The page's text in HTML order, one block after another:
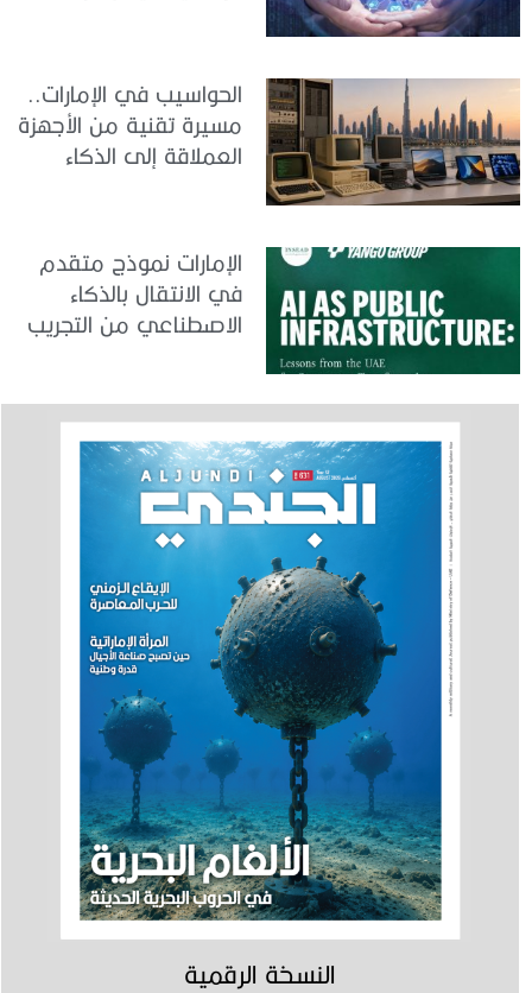
الحواسيب في الإمارات..
مسيرة تقنية من الأجهزة
العملاقة إلى الذكاء
الإمارات نموذج متقدم
في الانتقال بالذكاء
الاصطناعي من التجريب
النسخة الرقمية